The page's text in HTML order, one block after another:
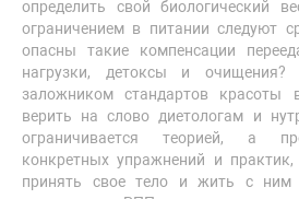
определить свой биологический
ограничением в питании следуют
опасны такие компенсации
нагрузки, детоксы и очищения?
заложником стандартов красоты
верить на слово диетологам и
ограничивается теорией, а
конкретных упражнений и
принять свое тело и жить с ним